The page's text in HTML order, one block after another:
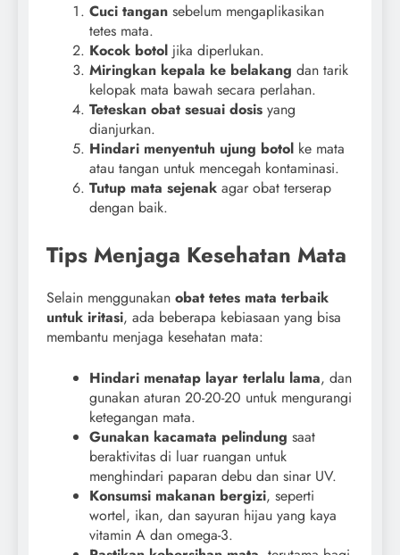
Cuci tangan sebelum mengaplikasikan
tetes mata.
Kocok botol jika diperlukan.
Miringkan kepala ke belakang dan tarik
kelopak mata bawah secara perlahan.
Teteskan obat sesuai dosis yang
dianjurkan.
Hindari menyentuh ujung botol ke mata
atau tangan untuk mencegah kontaminasi.
Tutup mata sejenak agar obat terserap
dengan baik.
Tips Menjaga Kesehatan Mata
Selain menggunakan obat tetes mata terbaik
untuk iritasi, ada beberapa kebiasaan yang bisa
membantu menjaga kesehatan mata:
Hindari menatap layar terlalu lama, dan
gunakan aturan 20-20-20 untuk mengurangi
ketegangan mata.
Gunakan kacamata pelindung saat
beraktivitas di luar ruangan untuk
menghindari paparan debu dan sinar UV.
Konsumsi makanan bergizi, seperti
wortel, ikan, dan sayuran hijau yang kaya
vitamin A dan omega-3.